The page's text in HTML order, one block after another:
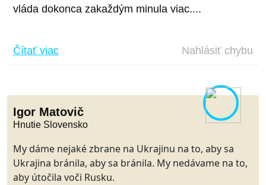
vláda dokonca zakaždým minula viac....
Čítať viac Nahlásiť chybu
Igor Matovič
Hnutie Slovensko
My dáme nejaké zbrane na Ukrajinu na to, aby sa
Ukrajina bránila, aby sa bránila. My nedávame na to,
aby útočila voči Rusku.